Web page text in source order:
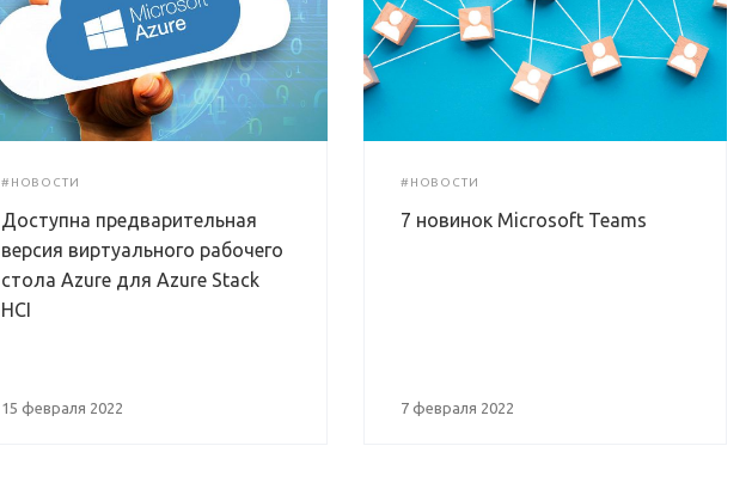
#НОВОСТИ
Доступна предварительная
версия виртуального рабочего
стола Azure для Azure Stack
HCI
15 февраля 2022
#НОВОСТИ
7 новинок Microsoft Teams
7 февраля 2022